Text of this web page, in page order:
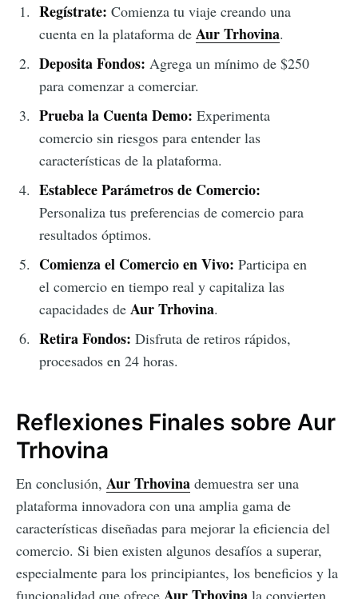
Regístrate: Comienza tu viaje creando una
cuenta en la plataforma de Aur Trhovina.
Deposita Fondos: Agrega un mínimo de $250
para comenzar a comerciar.
Prueba la Cuenta Demo: Experimenta
comercio sin riesgos para entender las
características de la plataforma.
Establece Parámetros de Comercio:
Personaliza tus preferencias de comercio para
resultados óptimos.
Comienza el Comercio en Vivo: Participa en
el comercio en tiempo real y capitaliza las
capacidades de Aur Trhovina.
Retira Fondos: Disfruta de retiros rápidos,
procesados en 24 horas.
Reflexiones Finales sobre Aur
Trhovina
En conclusión, Aur Trhovina demuestra ser una
plataforma innovadora con una amplia gama de
características diseñadas para mejorar la eficiencia del
comercio. Si bien existen algunos desafíos a superar,
especialmente para los principiantes, los beneficios y la
funcionalidad que ofrece Aur Trhovina la convierten